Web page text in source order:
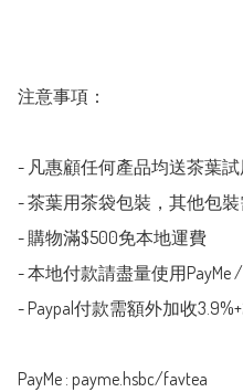
注意事項：
- 凡惠顧任何產品均送茶葉試
- 茶葉用茶袋包裝，其他包
- 購物滿$500免本地運費
- 本地付款請盡量使用PayMe
- Paypal付款需額外加收
PayMe : payme.hsbc/favtea